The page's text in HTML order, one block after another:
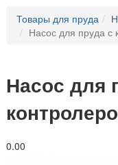
Товары для пруда
Насос для пруда с
Насос для
0.00